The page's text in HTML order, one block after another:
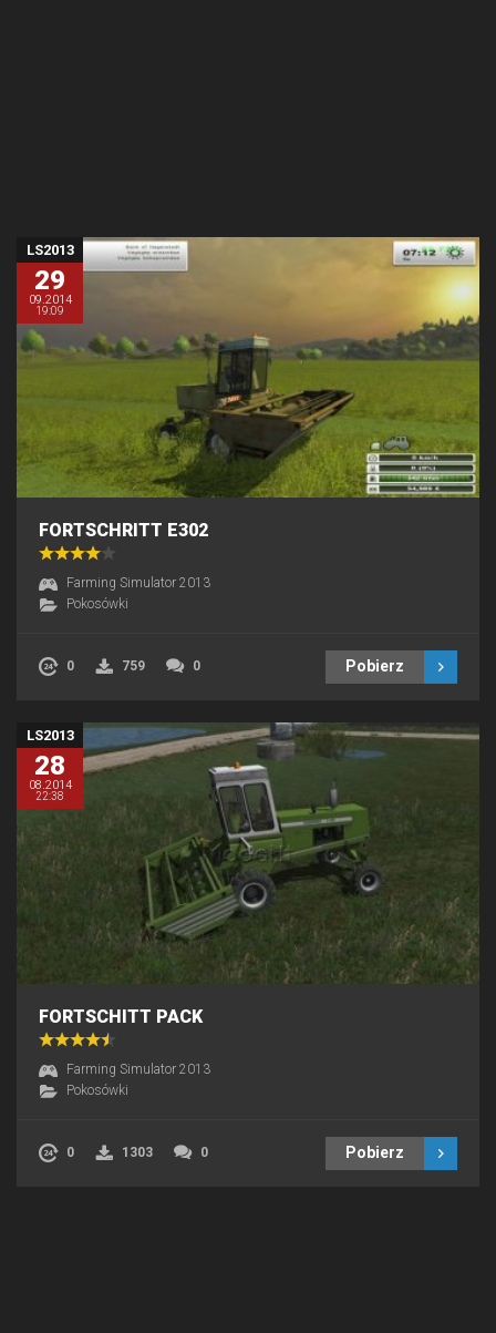
LS2013
29
09.2014
19:09
FORTSCHRITT E302
Farming Simulator 2013
Pokosówki
0 759 0 Pobierz
LS2013
28
08.2014
22:38
FORTSCHITT PACK
Farming Simulator 2013
Pokosówki
0 1303 0 Pobierz